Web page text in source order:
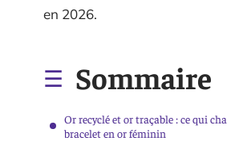
en 2026.
Sommaire
Or recyclé et or traçable : ce qui
bracelet en or féminin